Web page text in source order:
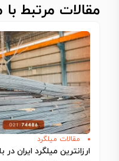
مقالات مرتبط با
مقالات میلگرد
ارزانترین میلگرد ایران در